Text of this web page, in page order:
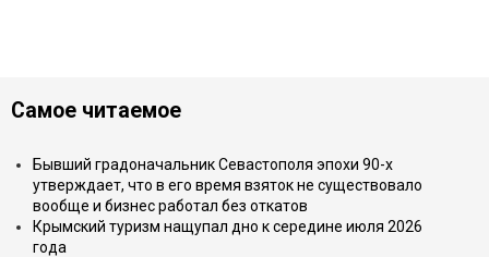
Самое читаемое
Бывший градоначальник Севастополя эпохи 90-х
утверждает, что в его время взяток не существовало
вообще и бизнес работал без откатов
Крымский туризм нащупал дно к середине июля 2026
года